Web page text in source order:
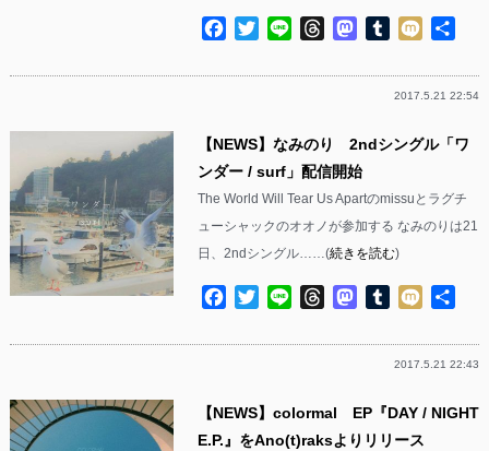
Facebook
TwitterLine ThreadsMastodon
Tumblr
Mixi
2017.5.21 22:54
【NEWS】なみのり 2ndシングル「ワ
ンダー / surf」配信開始
The World Will Tear Us Apartのmissuとラグチ
ューシャックのオオノが参加する なみのりは21
日、2ndシングル……(続きを読む)
Facebook
TwitterLine ThreadsMastodon
Tumblr
Mixi
2017.5.21 22:43
【NEWS】colormal EP『DAY / NIGHT
E.P.』をAno(t)raksよりリリース